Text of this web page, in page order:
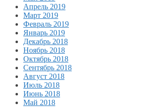
Апрель 2019
Март 2019
Февраль 2019
Январь 2019
Декабрь 2018
Ноябрь 2018
Октябрь 2018
Сентябрь 2018
Август 2018
Июль 2018
Июнь 2018
Май 2018